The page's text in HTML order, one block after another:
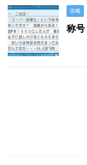
攻略
称号